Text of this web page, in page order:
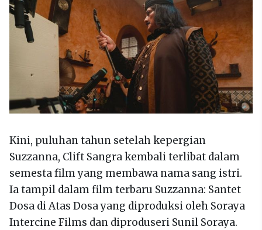
Kini, puluhan tahun setelah kepergian
Suzzanna, Clift Sangra kembali terlibat dalam
semesta film yang membawa nama sang istri.
Ia tampil dalam film terbaru Suzzanna: Santet
Dosa di Atas Dosa yang diproduksi oleh Soraya
Intercine Films dan diproduseri Sunil Soraya.